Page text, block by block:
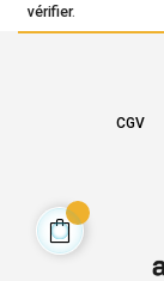
vérifier.
CGV